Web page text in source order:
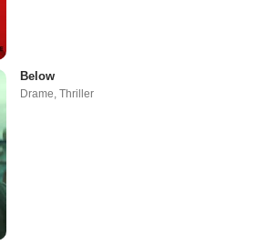
Below
Drame ,Thriller